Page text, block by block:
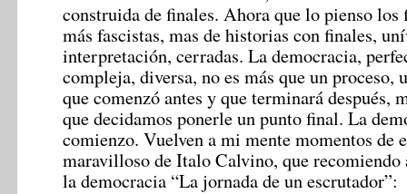
construida de finales. Ahora que lo pienso los
más fascistas, mas de historias con finales,
interpretación, cerradas. La democracia,
compleja, diversa, no es más que un proceso,
que comenzó antes y que terminará después,
que decidamos ponerle un punto final. La
comienzo. Vuelven a mi mente momentos de
maravilloso de Italo Calvino, que recomiendo
la democracia “La jornada de un escrutador”: